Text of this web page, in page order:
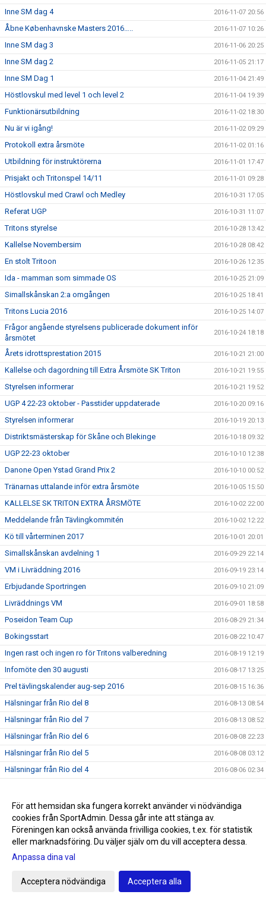
Inne SM dag 4 2016-11-07 20:56
Åbne Københavnske Masters 2016….. 2016-11-07 10:26
Inne SM dag 3 2016-11-06 20:25
Inne SM dag 2 2016-11-05 21:17
Inne SM Dag 1 2016-11-04 21:49
Höstlovskul med level 1 och level 2 2016-11-04 19:39
Funktionärsutbildning 2016-11-02 18:30
Nu är vi igång! 2016-11-02 09:29
Protokoll extra årsmöte 2016-11-02 01:16
Utbildning för instruktörerna 2016-11-01 17:47
Prisjakt och Tritonspel 14/11 2016-11-01 09:28
Höstlovskul med Crawl och Medley 2016-10-31 17:05
Referat UGP 2016-10-31 11:07
Tritons styrelse 2016-10-28 13:42
Kallelse Novembersim 2016-10-28 08:42
En stolt Tritoon 2016-10-26 12:35
Ida - mamman som simmade OS 2016-10-25 21:09
Simallskånskan 2:a omgången 2016-10-25 18:41
Tritons Lucia 2016 2016-10-25 14:07
Frågor angående styrelsens publicerade dokument inför
årsmötet
2016-10-24 18:18
Årets idrottsprestation 2015 2016-10-21 21:00
Kallelse och dagordning till Extra Årsmöte SK Triton 2016-10-21 19:55
Styrelsen informerar 2016-10-21 19:52
UGP 4 22-23 oktober - Passtider uppdaterade 2016-10-20 09:16
Styrelsen informerar 2016-10-19 20:13
Distriktsmästerskap för Skåne och Blekinge 2016-10-18 09:32
UGP 22-23 oktober 2016-10-10 12:38
Danone Open Ystad Grand Prix 2 2016-10-10 00:52
Tränarnas uttalande inför extra årsmöte 2016-10-05 15:50
KALLELSE SK TRITON EXTRA ÅRSMÖTE 2016-10-02 22:00
Meddelande från Tävlingkommitén 2016-10-02 12:22
Kö till vårterminen 2017 2016-10-01 20:01
Simallskånskan avdelning 1 2016-09-29 22:14
VM i Livräddning 2016 2016-09-19 23:14
Erbjudande Sportringen 2016-09-10 21:09
Livräddnings VM 2016-09-01 18:58
Poseidon Team Cup 2016-08-29 21:34
Bokingsstart 2016-08-22 10:47
Ingen rast och ingen ro för Tritons valberedning 2016-08-19 12:19
Infomöte den 30 augusti 2016-08-17 13:25
Prel tävlingskalender aug-sep 2016 2016-08-15 16:36
Hälsningar från Rio del 8 2016-08-13 08:54
Hälsningar från Rio del 7 2016-08-13 08:52
Hälsningar från Rio del 6 2016-08-08 22:23
Hälsningar från Rio del 5 2016-08-08 03:12
Hälsningar från Rio del 4 2016-08-06 02:34
Hälsningar från Rio del 2 2016-08-01 09:02
Första hälsningen från Rio 2016-07-28 22:40
SNART OLYMPISKA SOMMARSPELEN 2016 2016-07-24 11:59
Triton i radio
SM/JSM dag 5
För att hemsidan ska fungera korrekt använder vi nödvändiga
cookies från SportAdmin. Dessa går inte att stänga av.
Föreningen kan också använda frivilliga cookies, t.ex. för statistik
eller marknadsföring. Du väljer själv om du vill acceptera dessa.
Anpassa dina val
Acceptera nödvändiga Acceptera alla